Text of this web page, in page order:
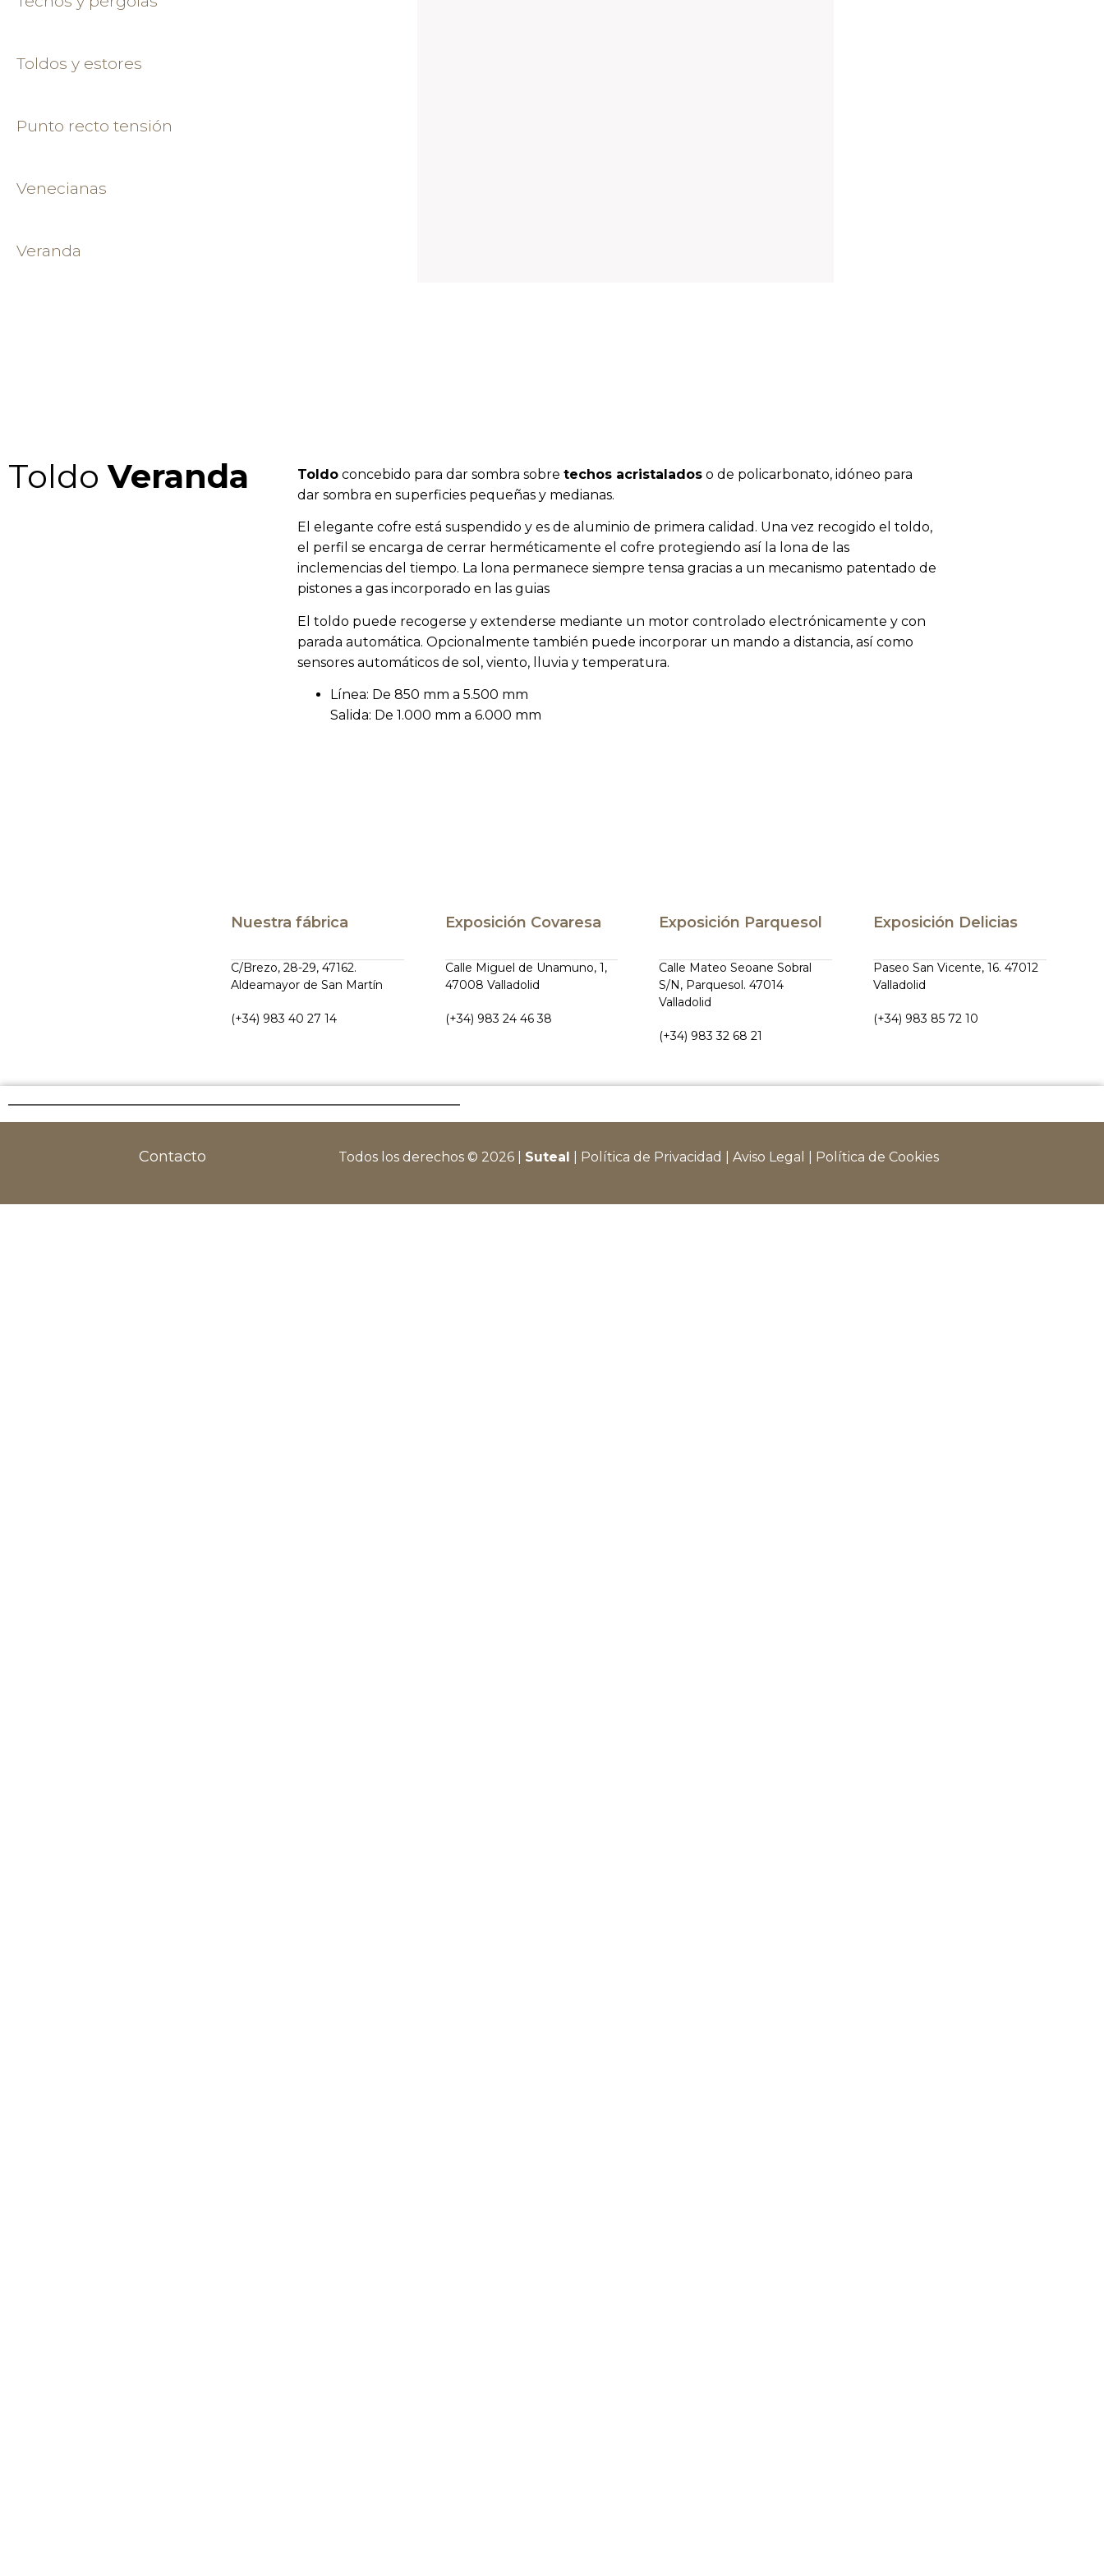
Toldos y estores
Punto recto tensión
Venecianas
Veranda
ToldoVeranda Toldo concebido para dar sombra sobre techos acristalados o de policarbonato, idóneo para
dar sombra en superficies pequeñas y medianas.
El elegante cofre está suspendido y es de aluminio de primera calidad. Una vez recogido el toldo,
el perfil se encarga de cerrar herméticamente el cofre protegiendo así la lona de las
inclemencias del tiempo. La lona permanece siempre tensa gracias a un mecanismo patentado de
pistones a gas incorporado en las guias
El toldo puede recogerse y extenderse mediante un motor controlado electrónicamente y con
parada automática. Opcionalmente también puede incorporar un mando a distancia, así como
sensores automáticos de sol, viento, lluvia y temperatura.
Línea: De 850 mm a 5.500 mm
Salida: De 1.000 mm a 6.000 mm
Nuestra fábrica
C/Brezo, 28-29, 47162.
Aldeamayor de San Martín
(+34) 983 40 27 14
Exposición Covaresa
Calle Miguel de Unamuno, 1,
47008 Valladolid
(+34) 983 24 46 38
Exposición Parquesol
Calle Mateo Seoane Sobral
S/N, Parquesol. 47014
Valladolid
(+34) 983 32 68 21
Exposición Delicias
Paseo San Vicente, 16. 47012
Valladolid
(+34) 983 85 72 10
Contacto Todos los derechos © 2026 | Suteal Política de Privacidad |Aviso Legal Política de Cookies